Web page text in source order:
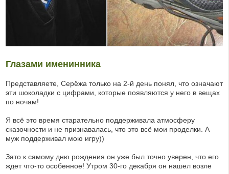
Глазами именинника
Представляете, Серёжа только на 2-й день понял, что означают
эти шоколадки с цифрами, которые появляются у него в вещах
по ночам!
Я всё это время старательно поддерживала атмосферу
сказочности и не признавалась, что это всё мои проделки. А
муж поддерживал мою игру))
Зато к самому дню рождения он уже был точно уверен, что его
ждет что-то особенное! Утром 30-го декабря он нашел возле